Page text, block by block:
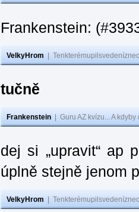
Frankenstein:
VelkyHrom
tučně
Frankenstein Guru AZ kvízu... A
dej si „upravit“ ap
úplně stejně jenom
VelkyHrom